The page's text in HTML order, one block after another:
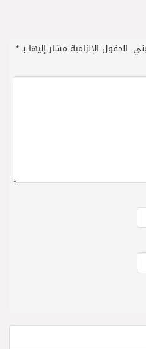
الحقول الإلزامية مشار إليها بـ*